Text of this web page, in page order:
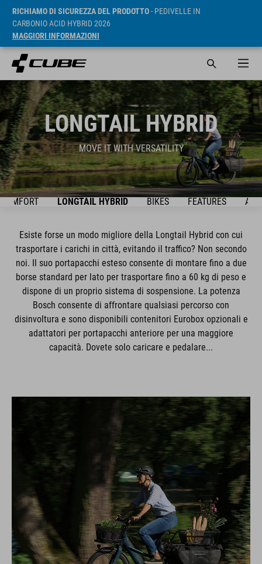
RICHIAMO DI SICUREZZA DEL PRODOTTO- PEDIVELLE IN
CARBONIO ACID HYBRID 2026
MAGGIORI INFORMAZIONI
LONGTAIL HYBRID
MOVE IT WITH VERSATILITY
LONGTAIL HYBRID BIKES FEATURES
Esiste forse un modo migliore della Longtail Hybrid con cui
trasportare i carichi in città, evitando il traffico? Non secondo
noi. Il suo portapacchi esteso consente di montare fino a due
borse standard per lato per trasportare fino a 60 kg di peso e
dispone di un proprio sistema di sospensione. La potenza
Bosch consente di affrontare qualsiasi percorso con
disinvoltura e sono disponibili contenitori Eurobox opzionali e
adattatori per portapacchi anteriore per una maggiore
capacità. Dovete solo caricare e pedalare...